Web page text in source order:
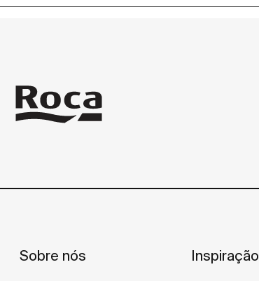
Sobre nós Inspiração